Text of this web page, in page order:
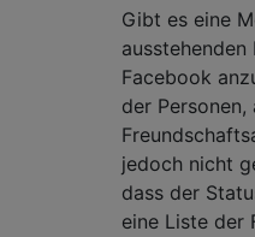
Gibt es eine
Facebook
der
jedoch nicht
dass der
eine Liste der